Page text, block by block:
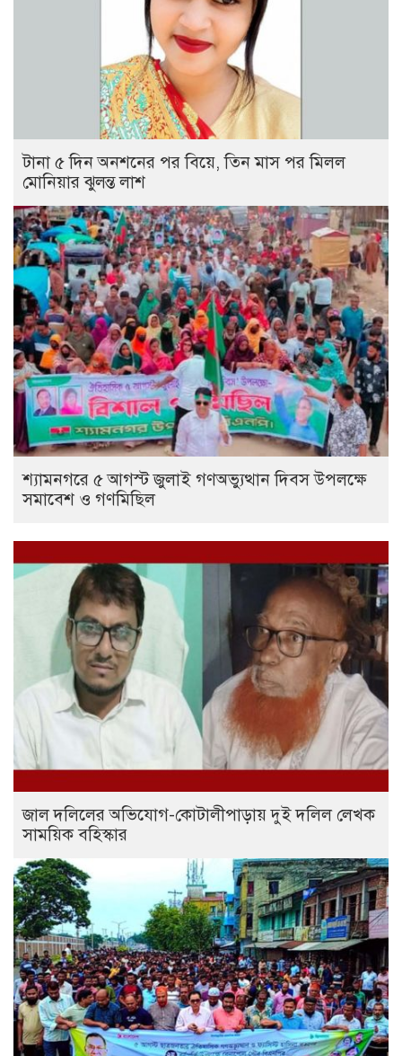
টানা ৫ দিন অনশনের পর বিয়ে, তিন মাস পর মিলল
মোনিয়ার ঝুলন্ত লাশ
শ্যামনগরে ৫ আগস্ট জুলাই গণঅভ্যুত্থান দিবস উপলক্ষে
সমাবেশ ও গণমিছিল
জাল দলিলের অভিযোগ-কোটালীপাড়ায় দুই দলিল লেখক
সাময়িক বহিস্কার